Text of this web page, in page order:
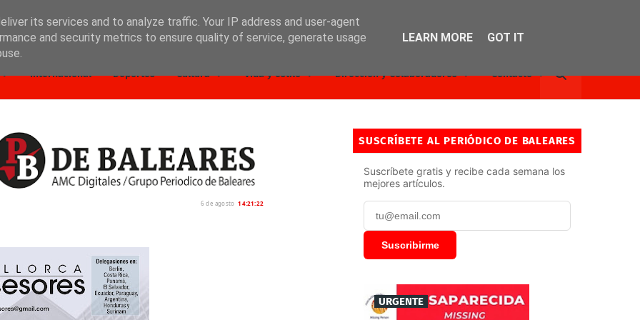
Internacional Deportes Cultura Vida y estilo Dirección y Colaboradores Contacto
6 de agosto 14:21:23
SUSCRÍBETE AL PERIÓDICO DE BALEARES
Suscríbete gratis y recibe cada semana los
mejores artículos.
Suscribirme
URGENTE
its services and to analyze traffic. Your IP address and user-agent
and security metrics to ensure quality of service, generate usage
LEARN MORE GOT IT